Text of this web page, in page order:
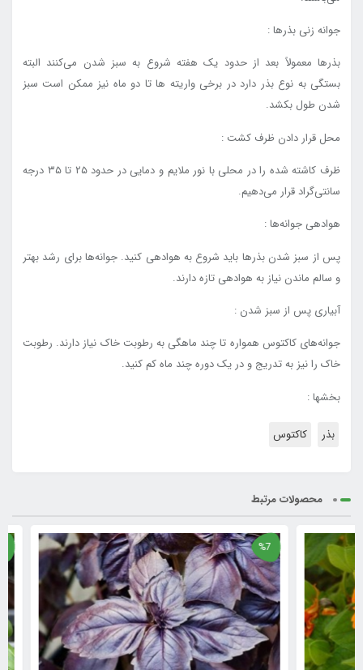
جوانه زنی بذرها :
بذرها معمولاً بعد از حدود یک هفته شروع به سبز شدن می‌کنند البته
بستگی به نوع بذر دارد در برخی واریته ها تا دو ماه نیز ممکن است سبز
شدن طول بکشد.
محل قرار دادن ظرف کشت :
ظرف کاشته شده را در محلی با نور ملایم و دمایی در حدود ۲۵ تا ۳۵ درجه
سانتی‌گراد قرار می‌دهیم.
هوادهی جوانه‌ها :
پس از سبز شدن بذرها باید شروع به هوادهی کنید. جوانه‌ها برای رشد بهتر
و سالم ماندن نیاز به هوادهی تازه دارند.
آبیاری پس از سبز شدن :
جوانه‌های کاکتوس همواره تا چند ماهگی به رطوبت خاک نیاز دارند. رطوبت
خاک را نیز به تدریج و در یک دوره چند ماه کم کنید.
بخشها :
بذر کاکتوس
محصولات مرتبط
%7
%7